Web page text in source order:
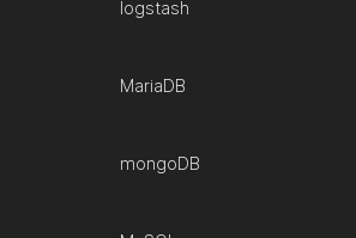
logstash
MariaDB
mongoDB